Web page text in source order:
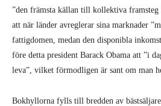
”den främsta källan till kollektiva
att när länder avreglerar sina marknader
fattigdomen, medan den disponibla
före detta president Barack Obama att ”i
leva”, vilket förmodligen är sant om man
Bokhyllorna fylls till bredden av